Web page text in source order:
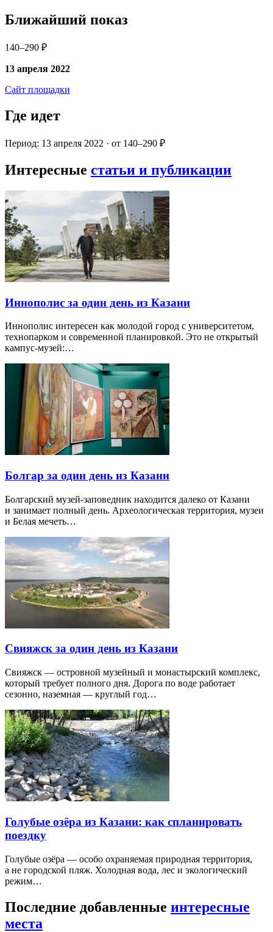
Ближайший показ
140–290 ₽
13 апреля 2022
Сайт площадки
Где идет
Период: 13 апреля 2022 · от 140–290 ₽
Интересные статьи и публикации
Иннополис за один день из Казани
Иннополис интересен как молодой город с университетом,
технопарком и современной планировкой. Это не открытый
кампус-музей:…
Болгар за один день из Казани
Болгарский музей-заповедник находится далеко от Казани
и занимает полный день. Археологическая территория, музеи
и Белая мечеть…
Свияжск за один день из Казани
Свияжск — островной музейный и монастырский комплекс,
который требует полного дня. Дорога по воде работает
сезонно, наземная — круглый год…
Голубые озёра из Казани: как спланировать
поездку
Голубые озёра — особо охраняемая природная территория,
а не городской пляж. Холодная вода, лес и экологический
режим…
Последние добавленные интересные
места